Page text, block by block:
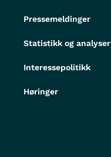
Pressemeldinger
Statistikk og analyser
Interessepolitikk
Høringer